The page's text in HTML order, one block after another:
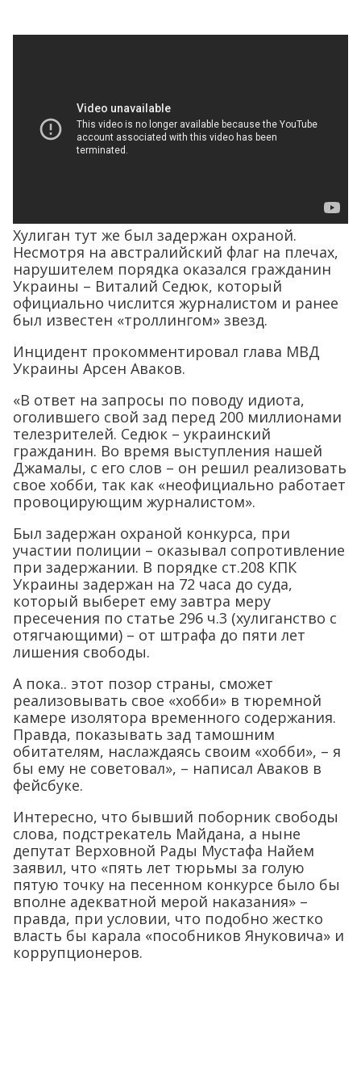
Хулиган тут же был задержан охраной.
Несмотря на австралийский флаг на плечах,
нарушителем порядка оказался гражданин
Украины – Виталий Седюк, который
официально числится журналистом и ранее
был известен «троллингом» звезд.
Инцидент прокомментировал глава МВД
Украины Арсен Аваков.
«В ответ на запросы по поводу идиота,
оголившего свой зад перед 200 миллионами
телезрителей. Седюк – украинский
гражданин. Во время выступления нашей
Джамалы, с его слов – он решил реализовать
свое хобби, так как «неофициально работает
провоцирующим журналистом».
Был задержан охраной конкурса, при
участии полиции – оказывал сопротивление
при задержании. В порядке ст.208 КПК
Украины задержан на 72 часа до суда,
который выберет ему завтра меру
пресечения по статье 296 ч.3 (хулиганство с
отягчающими) – от штрафа до пяти лет
лишения свободы.
А пока.. этот позор страны, сможет
реализовывать свое «хобби» в тюремной
камере изолятора временного содержания.
Правда, показывать зад тамошним
обитателям, наслаждаясь своим «хобби», – я
бы ему не советовал», – написал Аваков в
фейсбуке.
Интересно, что бывший поборник свободы
слова, подстрекатель Майдана, а ныне
депутат Верховной Рады Мустафа Найем
заявил, что «пять лет тюрьмы за голую
пятую точку на песенном конкурсе было бы
вполне адекватной мерой наказания» –
правда, при условии, что подобно жестко
власть бы карала «пособников Януковича» и
коррупционеров.